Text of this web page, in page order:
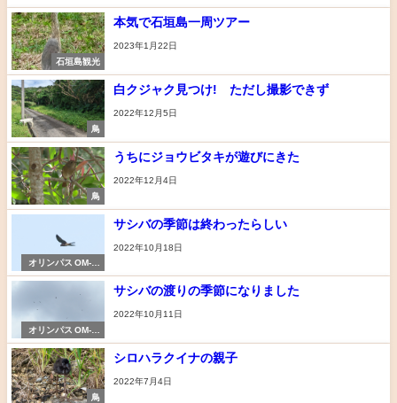
石垣島観光
本気で石垣島一周ツアー
2023年1月22日
鳥
白クジャク見つけ! ただし撮影できず
2022年12月5日
鳥
うちにジョウビタキが遊びにきた
2022年12月4日
オリンパス OM-D
E-M1 markⅡ
サシバの季節は終わったらしい
2022年10月18日
オリンパス OM-D
E-M1 markⅡ
サシバの渡りの季節になりました
2022年10月11日
鳥
シロハラクイナの親子
2022年7月4日